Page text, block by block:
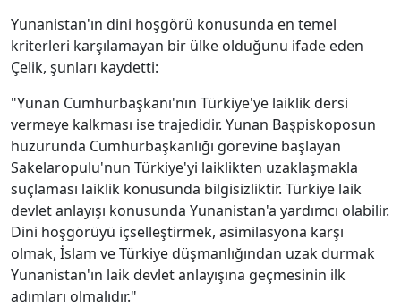
Yunanistan'ın dini hoşgörü konusunda en temel
kriterleri karşılamayan bir ülke olduğunu ifade eden
Çelik, şunları kaydetti:
"Yunan Cumhurbaşkanı'nın Türkiye'ye laiklik dersi
vermeye kalkması ise trajedidir. Yunan Başpiskoposun
huzurunda Cumhurbaşkanlığı görevine başlayan
Sakelaropulu'nun Türkiye'yi laiklikten uzaklaşmakla
suçlaması laiklik konusunda bilgisizliktir. Türkiye laik
devlet anlayışı konusunda Yunanistan'a yardımcı olabilir.
Dini hoşgörüyü içselleştirmek, asimilasyona karşı
olmak, İslam ve Türkiye düşmanlığından uzak durmak
Yunanistan'ın laik devlet anlayışına geçmesinin ilk
adımları olmalıdır."